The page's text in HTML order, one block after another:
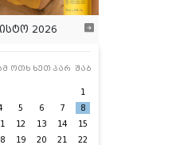
2026
ოთხ ხუთ პარ შაბ
1
5 6 7
8
12 13 14
15
19 20 21
22